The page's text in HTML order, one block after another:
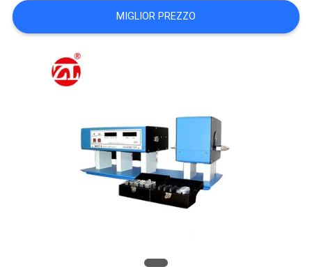
SHOW
SITEMAP
MIGLIOR PREZZO